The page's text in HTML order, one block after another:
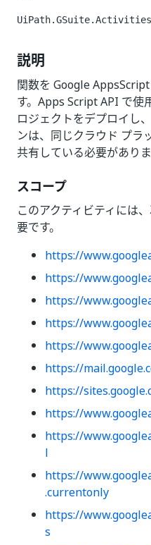
説明
関数を Google
す。Apps Script API で使
ロジェクトをデプロイし
ンは、同じクラウド プラ
共有している必要がありま
スコープ
このアクティビティには
要です。
https://
https://
https://
https://
https://
https://
https://
https://
https://
l
https://
.currentonly
https://
s